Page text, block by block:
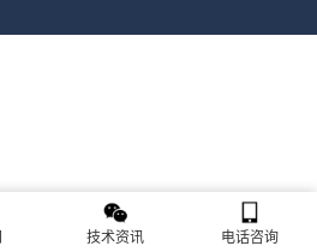
技术资讯 电话咨询